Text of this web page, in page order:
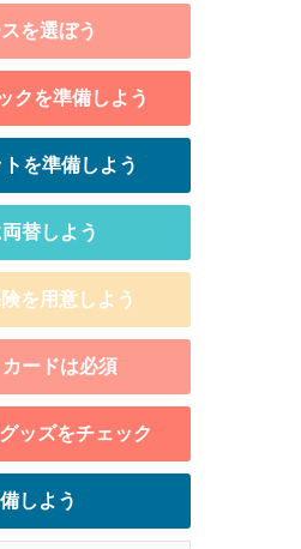
を選ぼう
クを準備しよう
を準備しよう
替しよう
を用意しよう
ードは必須
ッズをチェック
しよう